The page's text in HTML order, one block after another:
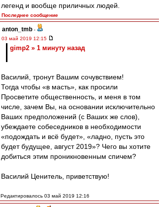
легенд и вообще приличных людей.
Последнее сообщение
anton_tmb -
03 май 2019 12:15
gimp2 » 1 минуту назад
Василий, тронут Вашим сочувствием!
Тогда чтобы «в масть», как просили
Просветите общественность, и меня в том
числе, зачем Вы, на основании исключительно
Ваших предположений (с Ваших же слов),
убеждаете собеседников в необходимости
«подождать и всё будет», «ладно, пусть это
будет будущее, август 2019»? Чего вы хотите
добиться этим проникновенным спичем?
Василий Ценитель, приветствую!
Редактировалось 03 май 2019 12:16